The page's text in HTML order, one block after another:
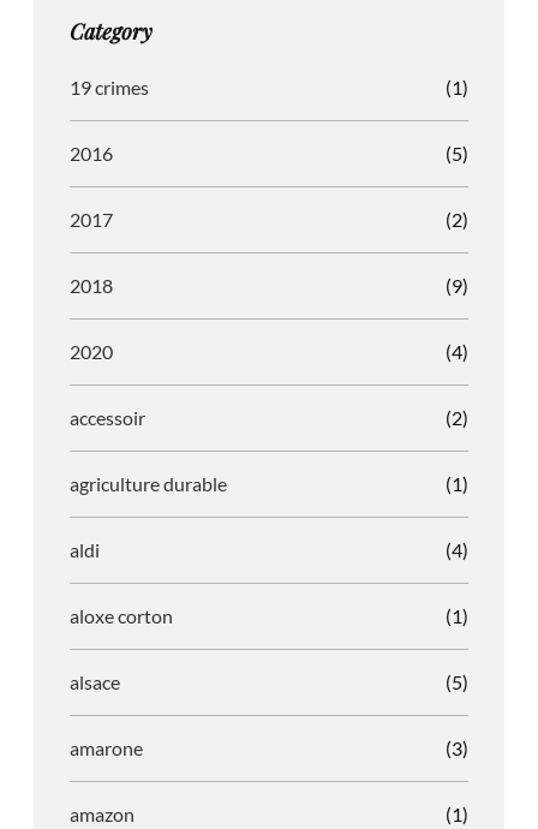
r
m
o
Category
19 crimes (1)
2016 (5)
2017 (2)
2018 (9)
2020 (4)
accessoir (2)
agriculture durable (1)
aldi (4)
aloxe corton (1)
alsace (5)
amarone (3)
amazon (1)